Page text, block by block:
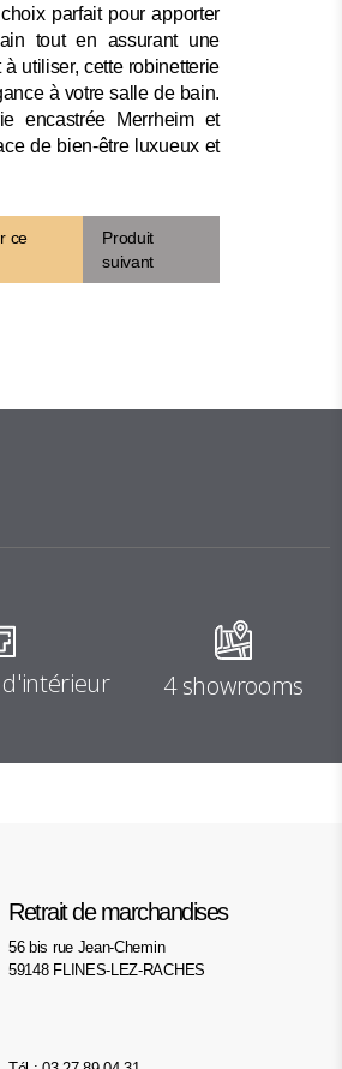
parfait pour apporter
tout en assurant une
utiliser, cette robinetterie
à votre salle de bain.
encastrée Merrheim et
de bien-être luxueux et
ce
Produit
suivant
4 showrooms
Retrait de marchandises
56 bis rue Jean-Chemin
59148 FLINES-LEZ-RACHES